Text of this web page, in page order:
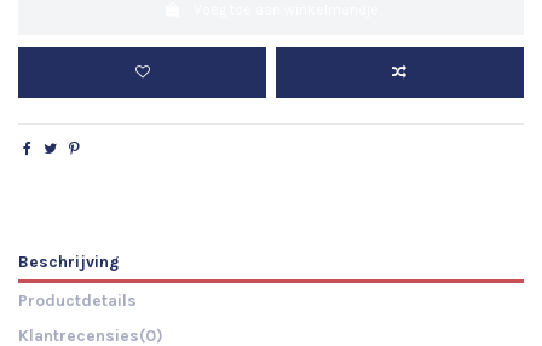
Beschrijving
Productdetails
Klantrecensies(0)